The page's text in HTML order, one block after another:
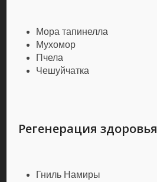
Мора тапинелла
Мухомор
Пчела
Чешуйчатка
Регенерация здоровья
Гниль Намиры